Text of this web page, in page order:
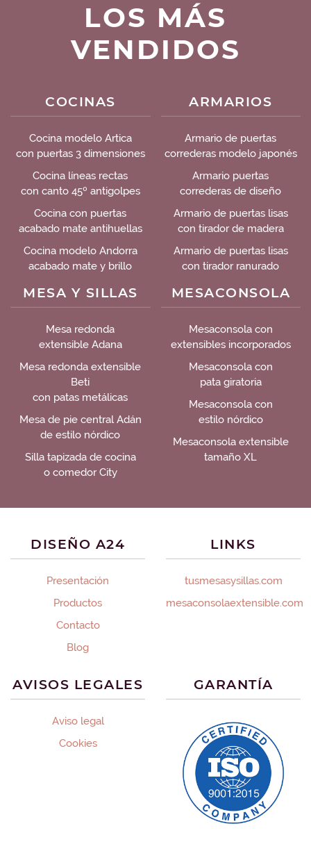
LOS MÁS
VENDIDOS
COCINAS
Cocina modelo Artica
con puertas 3 dimensiones
Cocina líneas rectas
con canto 45º antigolpes
Cocina con puertas
acabado mate antihuellas
Cocina modelo Andorra
acabado mate y brillo
ARMARIOS
Armario de puertas
correderas modelo japonés
Armario puertas
correderas de diseño
Armario de puertas lisas
con tirador de madera
Armario de puertas lisas
con tirador ranurado
MESA Y SILLAS
Mesa redonda
extensible Adana
Mesa redonda extensible
Beti
con patas metálicas
Mesa de pie central Adán
de estilo nórdico
Silla tapizada de cocina
o comedor City
MESACONSOLA
Mesaconsola con
extensibles incorporados
Mesaconsola con
pata giratoria
Mesaconsola con
estilo nórdico
Mesaconsola extensible
tamaño XL
DISEÑO A24
Presentación
Productos
Contacto
Blog
LINKS
tusmesasysillas.com
mesaconsolaextensible.com
AVISOS LEGALES
Aviso legal
Cookies
GARANTÍA